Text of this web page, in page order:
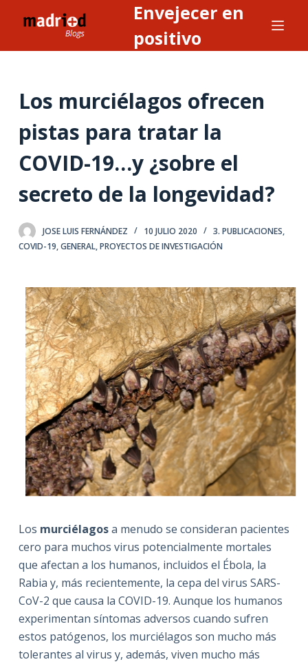
l
n
e
n
Envejecer en
positivo
Los murciélagos ofrecen
pistas para tratar la
COVID-19…y ¿sobre el
secreto de la longevidad?
JOSE LUIS FERNÁNDEZ 10 JULIO 2020 3. PUBLICACIONES,
COVID-19,GENERAL,PROYECTOS DE INVESTIGACIÓN
Los murciélagosa menudo se consideran pacientes
cero para muchos virus potencialmente mortales
que afectan a los humanos, incluidos el Ébola, la
Rabia y, más recientemente, la cepa del virus SARS-
CoV-2 que causa la COVID-19. Aunque los humanos
experimentan síntomas adversos cuando sufren
estos patógenos, los murciélagos son mucho más
tolerantes al virus y, además, viven mucho más